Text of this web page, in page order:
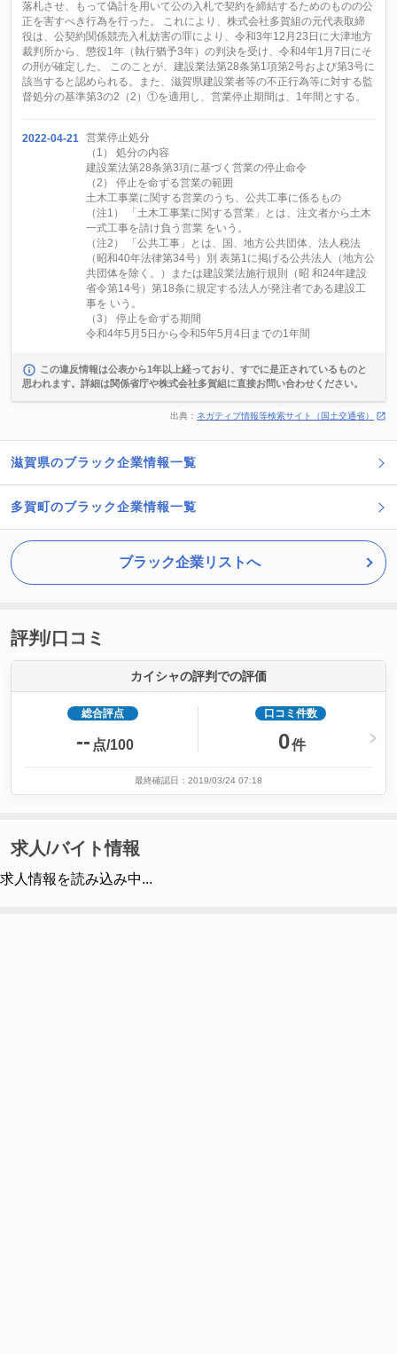
落札させ、もって偽計を用いて公の入札で契約を締結するためのものの公
正を害すべき行為を行った。 これにより、株式会社多賀組の元代表取締
役は、公契約関係競売入札妨害の罪により、令和3年12月23日に大津地方
裁判所から、懲役1年（執行猶予3年）の判決を受け、令和4年1月7日にそ
の刑が確定した。 このことが、建設業法第28条第1項第2号および第3号に
該当すると認められる。また、滋賀県建設業者等の不正行為等に対する監
督処分の基準第3の2（2）①を適用し、営業停止期間は、1年間とする。
2022-04-21 営業停止処分
（1） 処分の内容
建設業法第28条第3項に基づく営業の停止命令
（2） 停止を命ずる営業の範囲
土木工事業に関する営業のうち、公共工事に係るもの
（注1） 「土木工事業に関する営業」とは、注文者から土木
一式工事を請け負う営業 をいう。
（注2） 「公共工事」とは、国、地方公共団体、法人税法
（昭和40年法律第34号）別 表第1に掲げる公共法人（地方公
共団体を除く。）または建設業法施行規則（昭 和24年建設
省令第14号）第18条に規定する法人が発注者である建設工
事を いう。
（3） 停止を命ずる期間
令和4年5月5日から令和5年5月4日までの1年間
この違反情報は公表から1年以上経っており、すでに是正されているものと
思われます。詳細は関係省庁や株式会社多賀組に直接お問い合わせください。
出典： ネガティブ情報等検索サイト（国土交通省）
滋賀県のブラック企業情報一覧
多賀町のブラック企業情報一覧
ブラック企業リストへ
評判/口コミ
カイシャの評判での評価
総合評点
-- 点/100
口コミ件数
0件
最終確認日：2019/03/24 07:18
求人/バイト情報
求人情報を読み込み中...